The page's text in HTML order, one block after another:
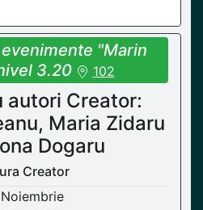
"Marin
3.20
102
autori Creator:
Maria Zidaru
Dogaru
Creator